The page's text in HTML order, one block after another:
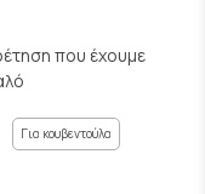
που έχουμε
Για κουβεντούλα